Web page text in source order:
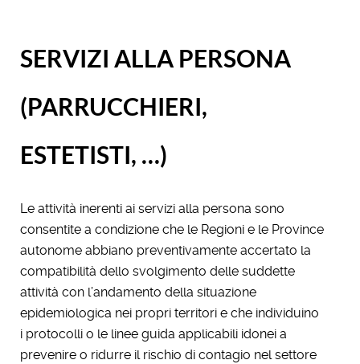
SERVIZI ALLA PERSONA
(PARRUCCHIERI,
ESTETISTI, …)
Le attività inerenti ai servizi alla persona sono
consentite a condizione che le Regioni e le Province
autonome abbiano preventivamente accertato la
compatibilità dello svolgimento delle suddette
attività con l’andamento della situazione
epidemiologica nei propri territori e che individuino
i protocolli o le linee guida applicabili idonei a
prevenire o ridurre il rischio di contagio nel settore